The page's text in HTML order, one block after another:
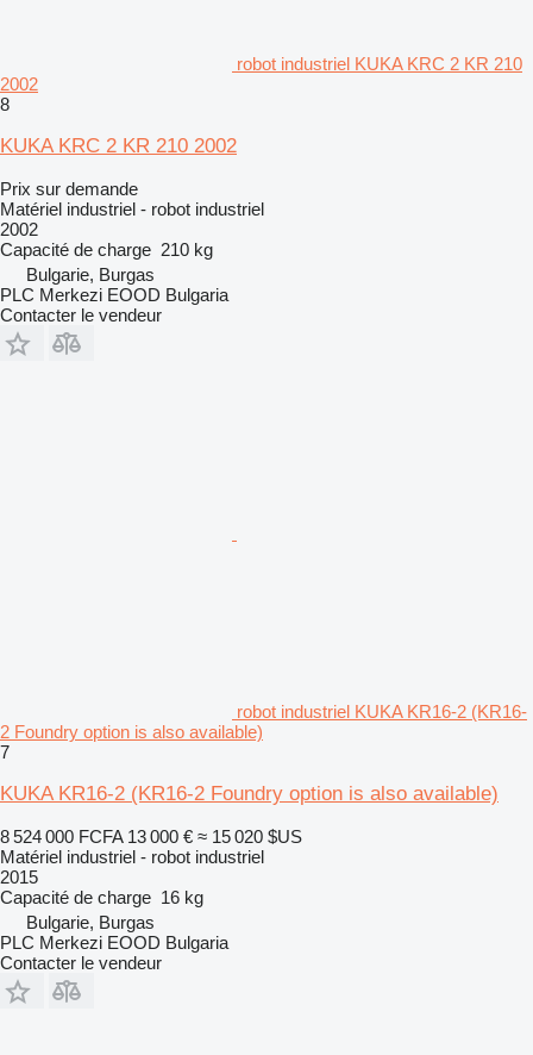
robot industriel KUKA KRC 2 KR 210
2002
8
KUKA KRC 2 KR 210 2002
Prix sur demande
Matériel industriel - robot industriel
2002
Capacité de charge 210 kg
Bulgarie, Burgas
PLC Merkezi EOOD Bulgaria
Contacter le vendeur
robot industriel KUKA KR16-2 (KR16-
2 Foundry option is also available)
7
KUKA KR16-2 (KR16-2 Foundry option is also available)
8 524 000 FCFA 13 000 € ≈ 15 020 $US
Matériel industriel - robot industriel
2015
Capacité de charge 16 kg
Bulgarie, Burgas
PLC Merkezi EOOD Bulgaria
Contacter le vendeur